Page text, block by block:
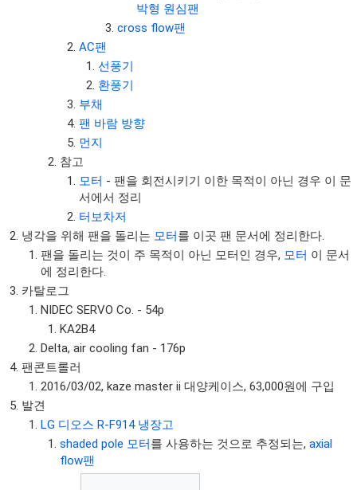
박형 원심팬
cross flow팬
AC팬
선풍기
환풍기
부채
팬 바람 방향
먼지
참고
모터 - 팬을 회전시키기 이한 목적이 아닌 경우 이 문
서에서 정리
터보차저
냉각을 위해 팬을 돌리는 모터를 이곳 팬 문서에 정리한다.
팬을 돌리는 것이 주 목적이 아닌 모터인 경우, 모터 이 문서
에 정리한다.
카탈로그
NIDEC SERVO Co. - 54p
KA2B4
Delta, air cooling fan - 176p
팬콘트롤러
2016/03/02, kaze master ii 대양케이스, 63,000원에 구입
발견
LG 디오스 R-F914 냉장고
shaded pole 모터를 사용하는 것으로 추정되는,axial
flow팬